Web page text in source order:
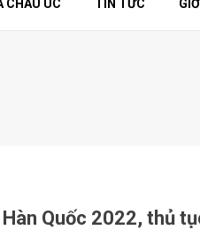
CHÂU ÚC TIN TỨC
Quốc 2022, thủ